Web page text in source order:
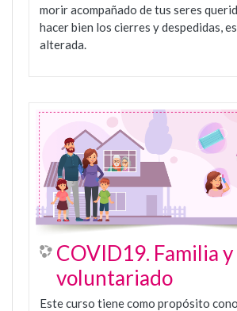
morir acompañado de tus seres
hacer bien los cierres y despedidas,
alterada.
COVID19. Familia y
voluntariado
Este curso tiene como propósito